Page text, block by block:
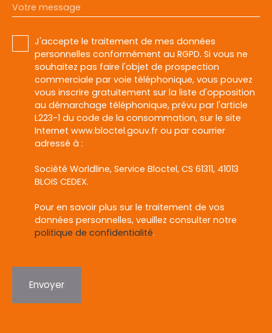
Votre message
J'accepte le traitement de mes données
personnelles conformément au RGPD. Si vous ne
souhaitez pas faire l'objet de prospection
commerciale par voie téléphonique, vous pouvez
vous inscrire gratuitement sur la liste d'opposition
au démarchage téléphonique, prévu par l'article
L223-1 du code de la consommation, sur le site
Internet www.bloctel.gouv.fr ou par courrier
adressé à :
Société Worldline, Service Bloctel, CS 61311, 41013
BLOIS CEDEX.
Pour en savoir plus sur le traitement de vos
données personnelles, veuillez consulter notre
politique de confidentialité.
Envoyer